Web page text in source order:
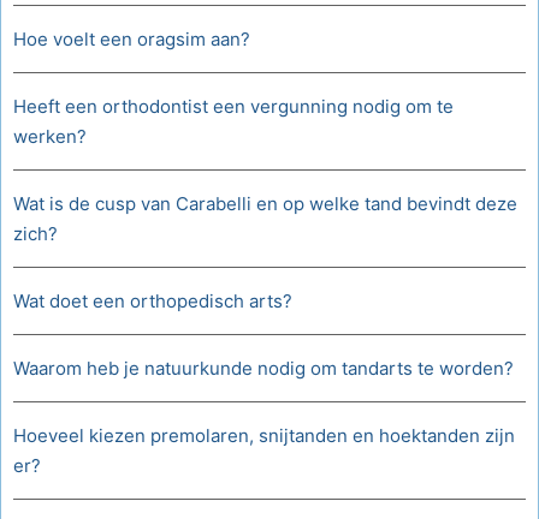
Hoe voelt een oragsim aan?
Heeft een orthodontist een vergunning nodig om te
werken?
Wat is de cusp van Carabelli en op welke tand bevindt deze
zich?
Wat doet een orthopedisch arts?
Waarom heb je natuurkunde nodig om tandarts te worden?
Hoeveel kiezen premolaren, snijtanden en hoektanden zijn
er?